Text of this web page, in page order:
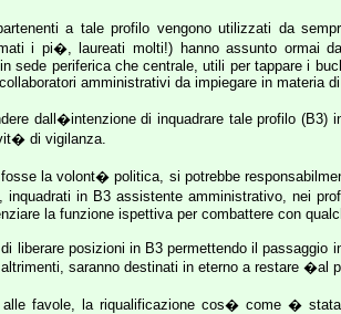
a tale profilo vengono utilizzati da
i pi�, laureati molti!) hanno assunto ormai
sede periferica che centrale, utili per tappare i
amministrativi da impiegare in materia
dall�intenzione di inquadrare tale profilo
di vigilanza.
la volont� politica, si potrebbe
inquadrati in B3 assistente amministrativo, nei
la funzione ispettiva per combattere con
liberare posizioni in B3 permettendo il
saranno destinati in eterno a restare
alle favole, la riqualificazione cos� come �